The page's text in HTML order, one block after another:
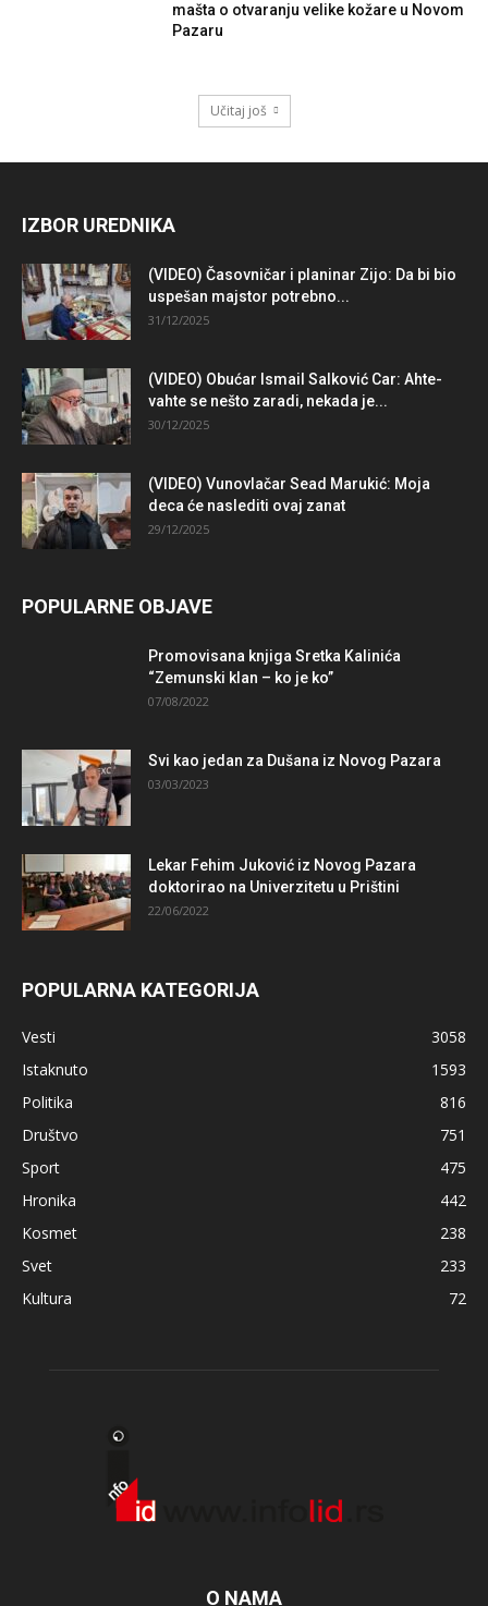
mašta o otvaranju velike kožare u Novom
Pazaru
Učitaj još
IZBOR UREDNIKA
(VIDEO) Časovničar i planinar Zijo: Da bi bio
uspešan majstor potrebno...
31/12/2025
(VIDEO) Obućar Ismail Salković Car: Ahte-
vahte se nešto zaradi, nekada je...
30/12/2025
(VIDEO) Vunovlačar Sead Marukić: Moja
deca će naslediti ovaj zanat
29/12/2025
POPULARNE OBJAVE
Promovisana knjiga Sretka Kalinića
“Zemunski klan – ko je ko”
07/08/2022
Svi kao jedan za Dušana iz Novog Pazara
03/03/2023
Lekar Fehim Juković iz Novog Pazara
doktorirao na Univerzitetu u Prištini
22/06/2022
POPULARNA KATEGORIJA
Vesti
3058
Istaknuto
1593
Politika
816
Društvo
751
Sport
475
Hronika
442
Kosmet
238
Svet
233
Kultura
72
O NAMA